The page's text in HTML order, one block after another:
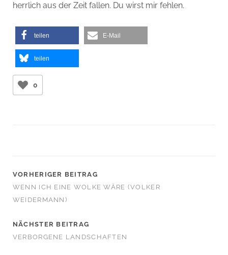
herrlich aus der Zeit fallen. Du wirst mir fehlen.
teilen E-Mail
teilen
0
VORHERIGER BEITRAG
WENN ICH EINE WOLKE WÄRE (VOLKER
WEIDERMANN)
NÄCHSTER BEITRAG
VERBORGENE LANDSCHAFTEN